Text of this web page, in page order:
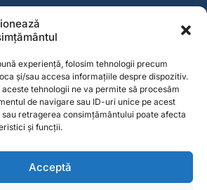
experiență, folosim tehnologii precum
și/sau accesa informațiile despre dispozitiv.
tehnologii ne va permite să procesăm
de navigare sau ID-uri unice pe acest
retragerea consimțământului poate afecta
și funcții.
Acceptă